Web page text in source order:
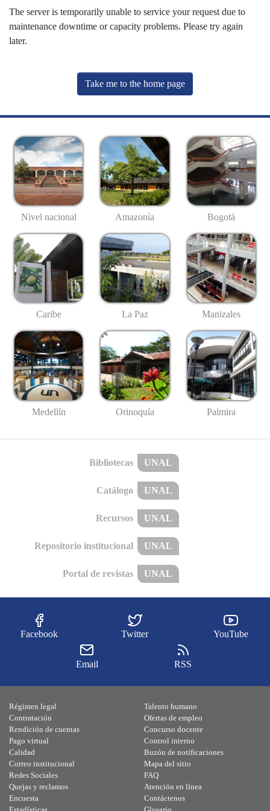
The server is temporarily unable to service your request due to
maintenance downtime or capacity problems. Please try again
later.
Take me to the home page
Nivel nacional Amazonía Bogotá
Caribe La Paz Manizales
Medellín Orinoquía Palmira
Bibliotecas UNAL
Catálogo UNAL
Recursos UNAL
Repositorio institucional UNAL
Portal de revistas UNAL
Facebook Twitter YouTube
Email RSS
Régimen legal
Contratación
Rendición de cuentas
Pago virtual
Calidad
Talento humano
Ofertas de empleo
Concurso docente
Control interno
Buzón de notificaciones
Correo institucional
Redes Sociales
Quejas y reclamos
Encuesta
Mapa del sitio
FAQ
Atención en línea
Contáctenos